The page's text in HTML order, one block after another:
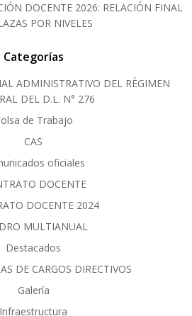
DOCENTE 2026: RELACIÓN FINAL
POR NIVELES
Categorías
ADMINISTRATIVO DEL RÈGIMEN
DEL D.L. N° 276
de Trabajo
CAS
oficiales
DOCENTE
DOCENTE 2024
MULTIANUAL
Destacados
DE CARGOS DIRECTIVOS
Galería
Infraestructura